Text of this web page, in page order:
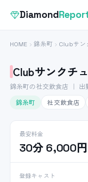
Diamond
HOME 錦糸町 Clubサン
Clubサンクチ
錦糸町の社交飲食店 ｜
錦糸町
社交飲食店
最安料金
30分 6,000円
登録キャスト